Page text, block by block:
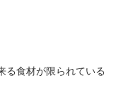
る食材が限られている